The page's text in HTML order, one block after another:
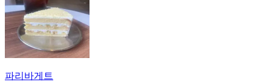
파리바게트